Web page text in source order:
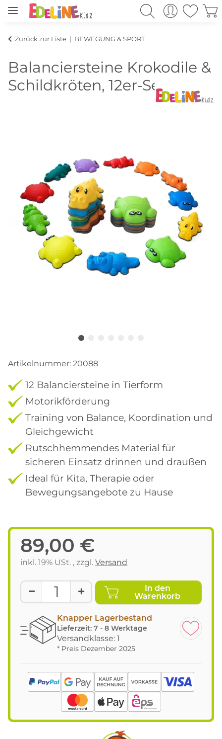
Zurück zur Liste BEWEGUNG & SPORT
Balanciersteine Krokodile &
Schildkröten, 12er-Set
Artikelnummer: 20088
12 Balanciersteine in Tierform
Motorikförderung
Training von Balance, Koordination und
Gleichgewicht
Rutschhemmendes Material für
sicheren Einsatz drinnen und draußen
Ideal für Kita, Therapie oder
Bewegungsangebote zu Hause
89,00 €
inkl. 19% USt. , zzgl. Versand
In den
Warenkorb
Knapper Lagerbestand
Lieferzeit: 7 - 8 Werktage
Versandklasse: 1
* Preis Dezember 2025